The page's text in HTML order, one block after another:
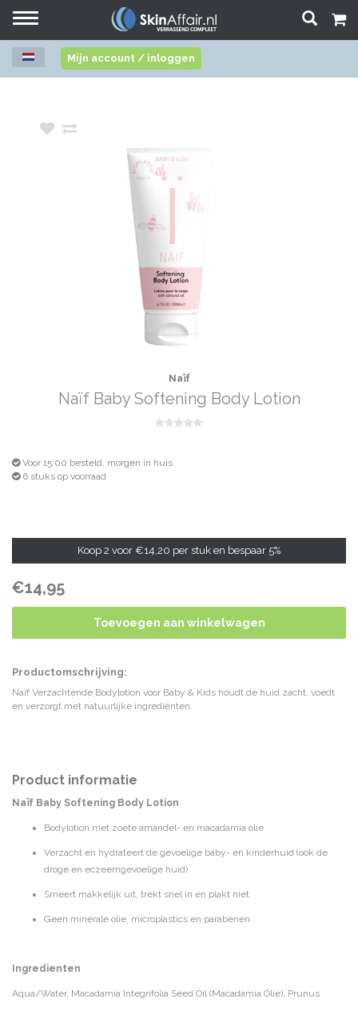
Toggle
Mijn account / inloggen
Naïf
Naïf Baby Softening Body Lotion
Voor 15:00 besteld, morgen in huis
6 stuks op voorraad
Koop 2 voor €14,20 per stuk en bespaar 5%
€14,95
Toevoegen aan winkelwagen
Productomschrijving:
Naïf Verzachtende Bodylotion voor Baby & Kids houdt de huid zacht, voedt
en verzorgt met natuurlijke ingrediënten.
Product informatie
Naïf Baby Softening Body Lotion
Bodylotion met zoete amandel- en macadamia olie
Verzacht en hydrateert de gevoelige baby- en kinderhuid (ook de
droge en eczeemgevoelige huid)
Smeert makkelijk uit, trekt snel in en plakt niet
Geen minerale olie, microplastics en parabenen
Ingredienten
Aqua/Water, Macadamia Integrifolia Seed Oil (Macadamia Olie), Prunus